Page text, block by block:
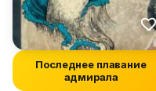
Последнее плавание
адмирала